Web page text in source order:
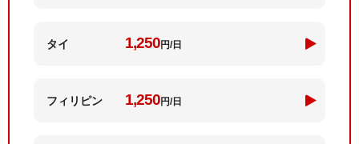
タイ 1,250円/日
フィリ ピン 1,250円/日